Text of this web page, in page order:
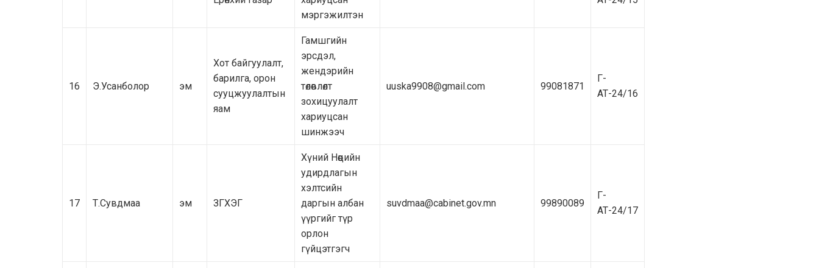
мэргэжилтэн
16 Э.Усанболор эм
Хот байгуулалт,
барилга, орон
сууцжуулалтын
яам
Гамшгийн
эрсдэл,
жендэрийн
төлөвлөлт
зохицуулалт
хариуцсан
шинжээч
uuska9908@gmail.com 99081871
Г-
АТ-24/16
17 Т.Сувдмаа эм ЗГХЭГ
Хүний Нөөцийн
удирдлагын
хэлтсийн
даргын албан
үүргийг түр
орлон
гүйцэтгэгч
suvdmaa@cabinet.gov.mn 99890089
Г-
АТ-24/17